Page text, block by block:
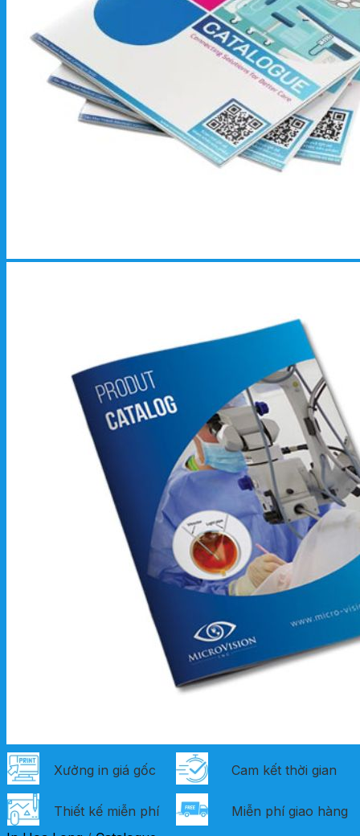
Xưởng in giá gốc Cam kết thời gian
Thiết kế miễn phí
Miễn phí giao hàng